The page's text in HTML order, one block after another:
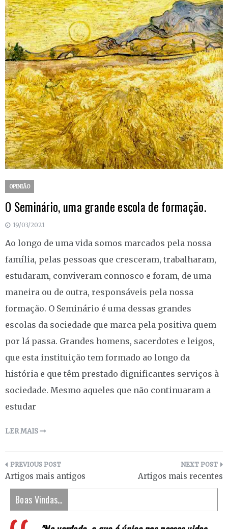
OPINIÃO
O Seminário, uma grande escola de formação.
19/03/2021
Ao longo de uma vida somos marcados pela nossa
família, pelas pessoas que cresceram, trabalharam,
estudaram, conviveram connosco e foram, de uma
maneira ou de outra, responsáveis pela nossa
formação. O Seminário é uma dessas grandes
escolas da sociedade que marca pela positiva quem
por lá passa. Grandes homens, sacerdotes e leigos,
que esta instituição tem formado ao longo da
história e que têm prestado dignificantes serviços à
sociedade. Mesmo aqueles que não continuaram a
estudar
LER MAIS
Navegação
de
artigos
Artigos mais antigos Artigos mais recentes
Boas Vindas…